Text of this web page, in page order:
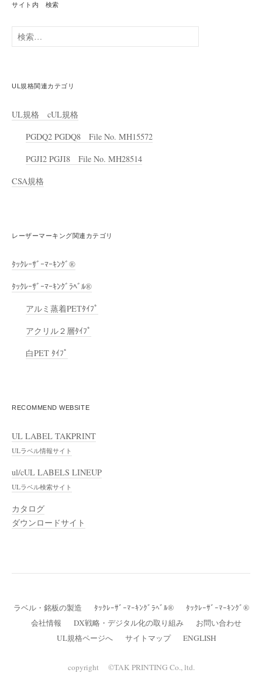
サイト内 検索
検
索:
UL規格関連カテゴリ
UL規格 cUL規格
PGDQ2 PGDQ8 File No. MH15572
PGJI2 PGJI8 File No. MH28514
CSA規格
レーザーマーキング関連カテゴリ
ﾀｯｸﾚｰｻﾞｰﾏｰｷﾝｸﾞ®
ﾀｯｸﾚｰｻﾞｰﾏｰｷﾝｸﾞﾗﾍﾞﾙ®
アルミ蒸着PETﾀｲﾌﾟ
アクリル２層ﾀｲﾌﾟ
白PET ﾀｲﾌﾟ
RECOMMEND WEBSITE
UL LABEL TAKPRINT
ULラベル情報サイト
ul/cUL LABELS LINEUP
ULラベル検索サイト
カタログ
ダウンロードサイト
ラベル・銘板の製造 ﾀｯｸﾚｰｻﾞｰﾏｰｷﾝｸﾞﾗﾍﾞﾙ®
ﾀｯｸﾚｰｻﾞｰﾏｰｷﾝｸﾞ®
会社情報
DX戦略・デジタル化の取り組み
お問い合わせ
UL規格ページへ
サイトマップ ENGLISH
copyright ©TAK PRINTING Co., ltd.